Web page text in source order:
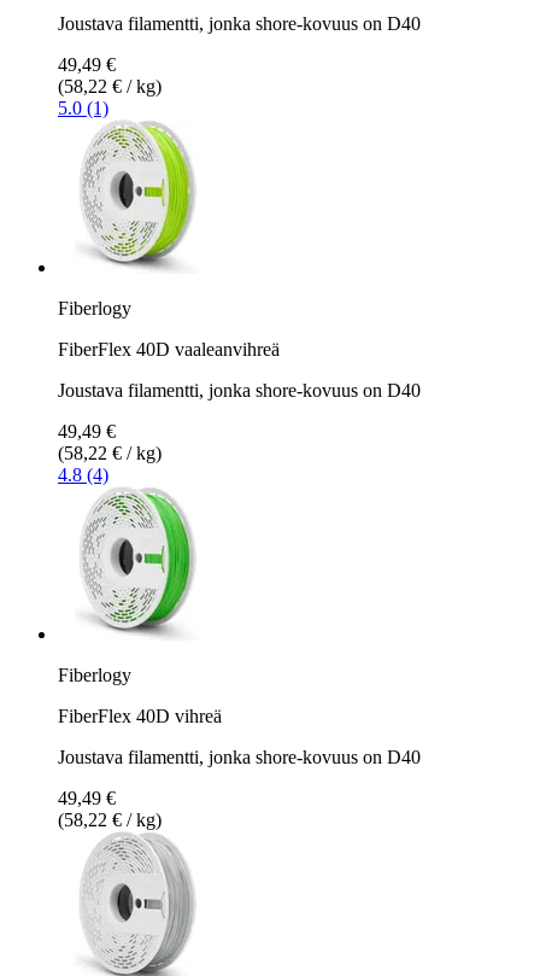
Joustava filamentti, jonka shore-kovuus on D40
49,49 €
(58,22 € / kg)
5.0 (1)
Fiberlogy
FiberFlex 40D vaaleanvihreä
Joustava filamentti, jonka shore-kovuus on D40
49,49 €
(58,22 € / kg)
4.8 (4)
Fiberlogy
FiberFlex 40D vihreä
Joustava filamentti, jonka shore-kovuus on D40
49,49 €
(58,22 € / kg)